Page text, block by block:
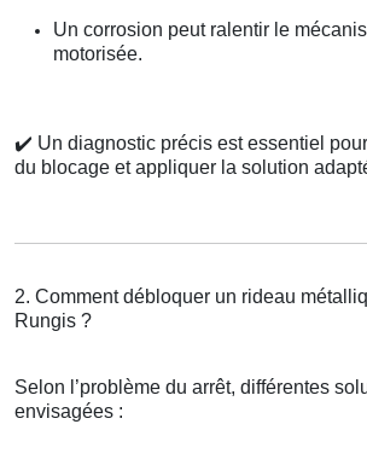
Un corrosion peut ralentir le
motorisée.
✔️ Un diagnostic précis est essentiel
du blocage et appliquer la solution
2. Comment débloquer un rideau
Rungis ?
Selon l’problème du arrêt, différentes
envisagées :